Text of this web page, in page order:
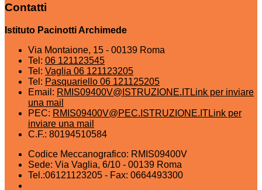
Contatti
Istituto Pacinotti Archimede
Via Montaione, 15 - 00139 Roma
Tel: 06 121123545
Tel: Vaglia 06 121123205
Tel: Pasquariello 06 121125205
Email: RMIS09400V@ISTRUZIONE.ITLink per inviare
una mail
PEC: RMIS09400V@PEC.ISTRUZIONE.ITLink per
inviare una mail
C.F.: 80194510584
Codice Meccanografico: RMIS09400V
Sede: Via Vaglia, 6/10 - 00139 Roma
Tel.:06121123205 - Fax: 0664493300